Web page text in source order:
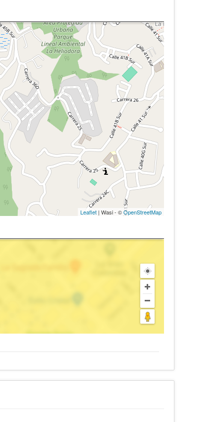
Leaflet| Wasi - ©OpenStreetMap